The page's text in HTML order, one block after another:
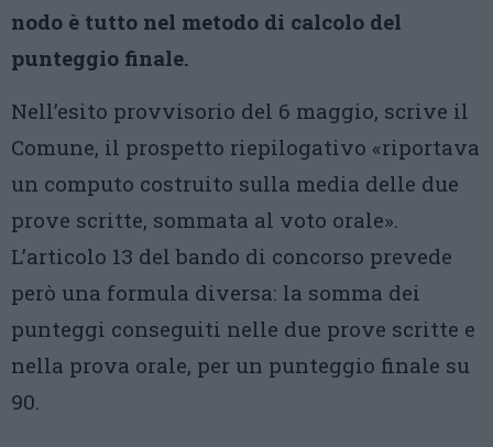
nodo è tutto nel metodo di calcolo del
punteggio finale.
Nell’esito provvisorio del 6 maggio, scrive il
Comune, il prospetto riepilogativo «riportava
un computo costruito sulla media delle due
prove scritte, sommata al voto orale».
L’articolo 13 del bando di concorso prevede
però una formula diversa: la somma dei
punteggi conseguiti nelle due prove scritte e
nella prova orale, per un punteggio finale su
90.